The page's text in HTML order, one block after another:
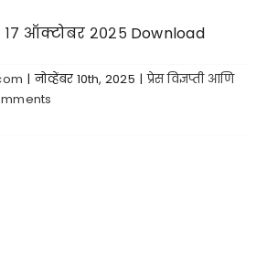
ऑक्टोबर २०२५ Download
| नोव्हेंबर 10th, 2025 | प्रेस विज्ञप्ती आणि